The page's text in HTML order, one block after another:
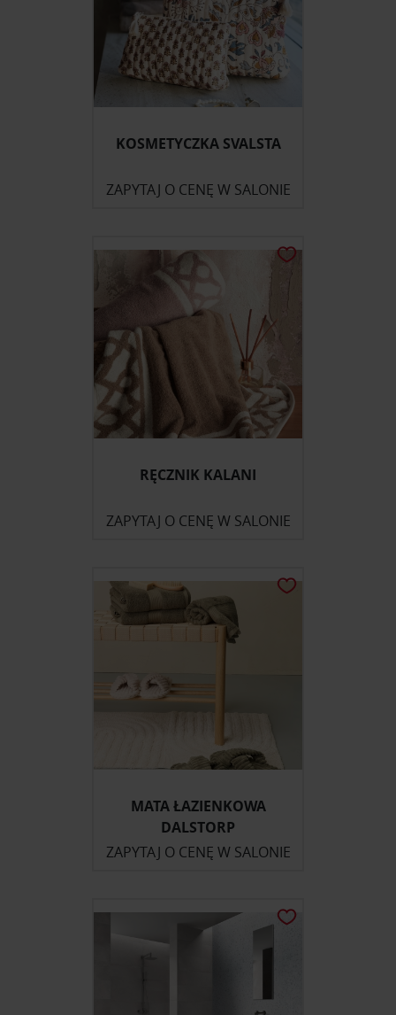
KOSMETYCZKA SVALSTA
ZAPYTAJ O CENĘ W SALONIE
RĘCZNIK KALANI
ZAPYTAJ O CENĘ W SALONIE
MATA ŁAZIENKOWA
DALSTORP
ZAPYTAJ O CENĘ W SALONIE